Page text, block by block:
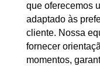
que oferecemos
adaptado às
cliente. Nossa
fornecer
momentos,